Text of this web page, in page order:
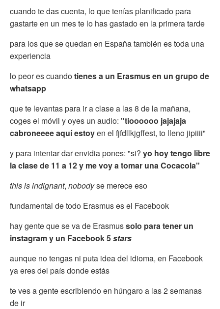
cuando te das cuenta, lo que tenías planificado para
gastarte en un mes te lo has gastado en la primera tarde
para los que se quedan en España también es toda una
experiencia
lo peor es cuandotienes a un Erasmus en un grupo de
whatsapp
que te levantas para ir a clase a las 8 de la mañana,
coges el móvil y oyes un audio: "tioooooo jajajaja
cabroneeee aquí estoyen el fjfdllkjgffest, to lleno jipiiii"
y para intentar dar envidia pones: "si? yo hoy tengo libre
la clase de 11 a 12 y me voy a tomar una Cocacola"
this is indignant, nobodyse merece eso
fundamental de todo Erasmus es el Facebook
hay gente que se va de Erasmussolo para tener un
instagram y un Facebook 5stars
aunque no tengas ni puta idea del idioma, en Facebook
ya eres del país donde estás
te ves a gente escribiendo en húngaro a las 2 semanas
de ir